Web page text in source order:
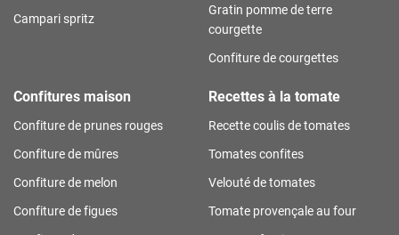
Campari spritz
Gratin pomme de terre
courgette
Confiture de courgettes
Confitures maison
Confiture de prunes rouges
Confiture de mûres
Confiture de melon
Confiture de figues
Recettes à la tomate
Recette coulis de tomates
Tomates confites
Velouté de tomates
Tomate provençale au four